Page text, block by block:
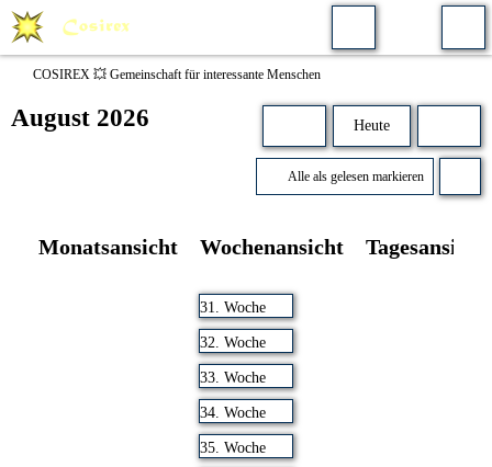
COSIREX 💥 Gemeinschaft für interessante Menschen
August 2026 Heute
Alle als gelesen markieren
Monatsansicht Wochenansicht Tagesansicht
31. Woche
32. Woche
33. Woche
34. Woche
35. Woche